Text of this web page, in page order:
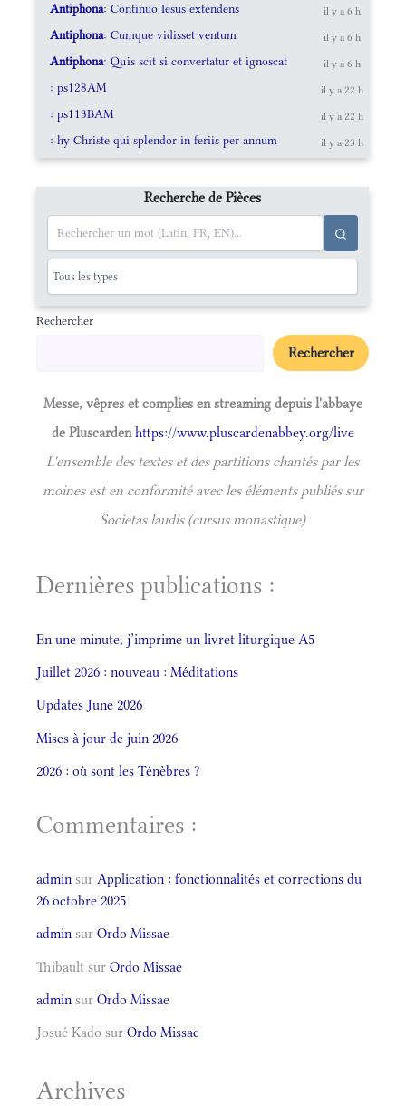
Antiphona: Continuo Iesus extendens il y a 6 h
Antiphona: Cumque vidisset ventum il y a 6 h
Antiphona: Quis scit si convertatur et ignoscat il y a 6 h
: ps128AM il y a 22 h
: ps113BAM il y a 22 h
: hy Christe qui splendor in feriis per annum il y a 23 h
Recherche de Pièces
Rechercher
Rechercher
Messe, vêpres et complies en streaming depuis l'abbaye
de Pluscardenhttps://www.pluscardenabbey.org/live
L'ensemble des textes et des partitions chantés par les
moines est en conformité avec les éléments publiés sur
Societas laudis (cursus monastique)
Dernières publications :
En une minute, j’imprime un livret liturgique A5
Juillet 2026 : nouveau : Méditations
Updates June 2026
Mises à jour de juin 2026
2026 : où sont les Ténèbres ?
Commentaires :
admin sur Application : fonctionnalités et corrections du
26 octobre 2025
admin sur Ordo Missae
Thibault sur Ordo Missae
admin sur Ordo Missae
Josué Kado sur Ordo Missae
Archives